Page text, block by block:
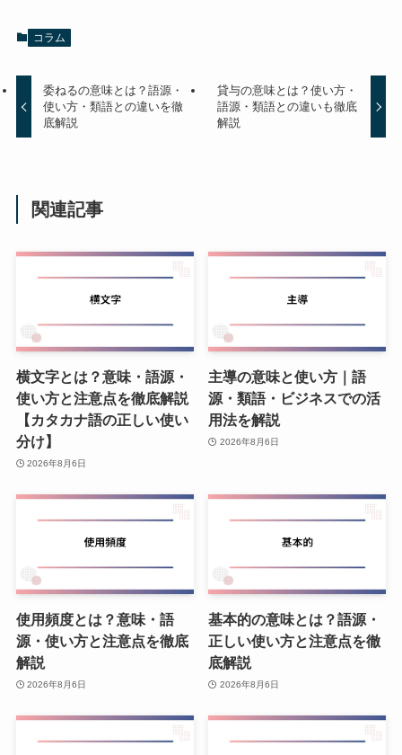
コラム
委ねるの意味とは？語源・
使い方・類語との違いを徹
底解説
貸与の意味とは？使い方・
語源・類語との違いも徹底
解説
関連記事
横文字とは？意味・語源・
使い方と注意点を徹底解説
【カタカナ語の正しい使い
分け】
2026年8月6日
主導の意味と使い方｜語
源・類語・ビジネスでの活
用法を解説
2026年8月6日
使用頻度とは？意味・語
源・使い方と注意点を徹底
解説
2026年8月6日
基本的の意味とは？語源・
正しい使い方と注意点を徹
底解説
2026年8月6日